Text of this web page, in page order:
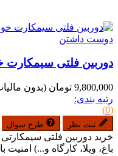
دوست داشتن
دوربین فلتی سیمکارت
9,800,000 تومان
(بدون
رتبه بندی:
(0)
ثبت نظر طرح سوال
خرید دوربین فلتی
باغ، ویلا، کارگاه و...)